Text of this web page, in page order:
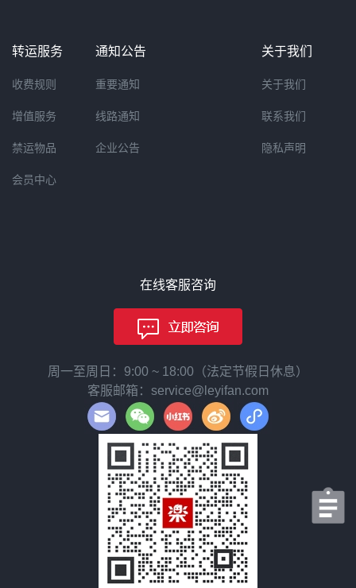
转运服务
收费规则
增值服务
禁运物品
会员中心
通知公告
重要通知
线路通知
企业公告
关于我们
关于我们
联系我们
隐私声明
在线客服咨询
周一至周日：9:00 ~ 18:00（法定节假日休息）
客服邮箱：service@leyifan.com